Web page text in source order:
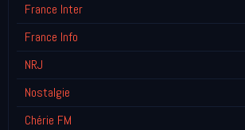
France Inter
France Info
NRJ
Nostalgie
Chérie FM